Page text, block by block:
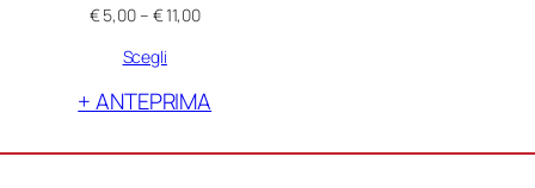
€5,00– €11,00Fascia
€ 5,00
€ 11,00
Scegli
+ ANTEPRIMA